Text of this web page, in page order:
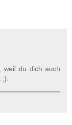
weil du dich auch